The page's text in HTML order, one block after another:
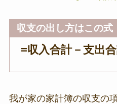
収支の出し方はこの式
=収入合計－支出
我が家の家計簿の収支の